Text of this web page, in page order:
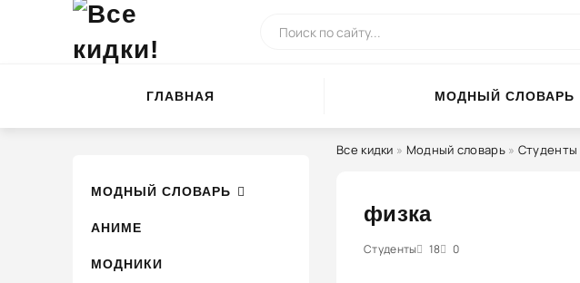
ГЛАВНАЯ МОДНЫЙ СЛОВАРЬ
МОДНЫЙ СЛОВАРЬ
АНИМЕ
МОДНИКИ
Все кидки » Модный словарь» Студенты
физка
Студенты 18 0
1 2 3 4 5